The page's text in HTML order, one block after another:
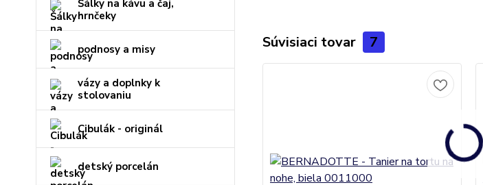
Šálky na kávu a čaj,
hrnčeky
podnosy a misy
vázy a doplnky k
stolovaniu
Cibulák - originál
detský porcelán
Súvisiaci tovar 7